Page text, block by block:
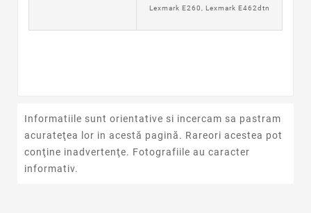
Lexmark E260, Lexmark E462dtn
Informatiile sunt orientative si incercam sa pastram
acurateţea lor in acestă pagină. Rareori acestea pot
conţine inadvertenţe. Fotografiile au caracter
informativ.